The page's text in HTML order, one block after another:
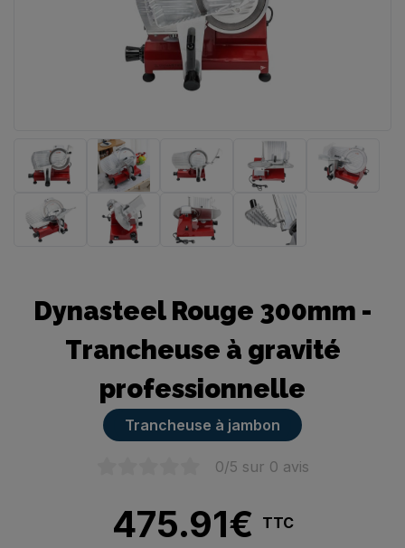
Trancheuse à viande
Trancheuse à légume
Trancheuse électrique
Dynasteel Rouge 300mm -
Trancheuse à gravité
professionnelle
Trancheuse à jambon
0/5 sur 0 avis
475.91€ TTC